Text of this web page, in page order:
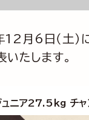
月6日（土）
いたします。
ュニア27.5kg チャ